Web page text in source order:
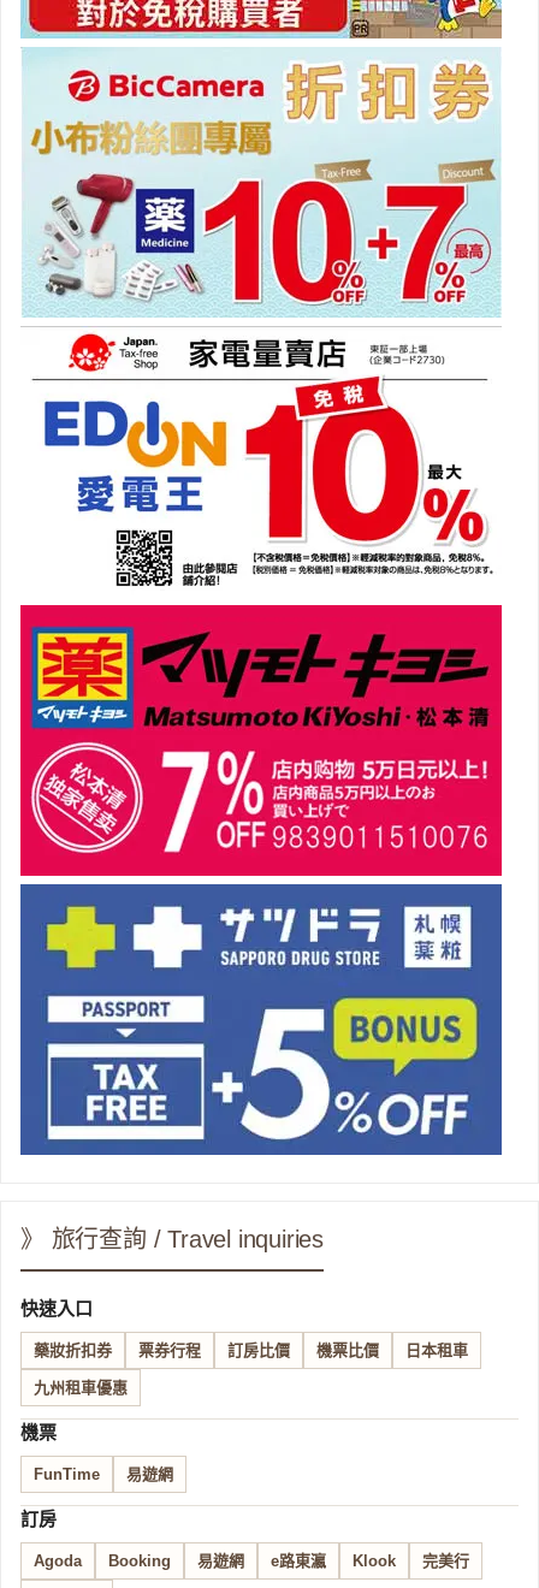
》 旅行查詢 / Travel inquiries
快速入口
藥妝折扣券 票券行程 訂房比價 機票比價 日本租車
九州租車優惠
機票
FunTime 易遊網
訂房
Agoda Booking 易遊網 e路東瀛 Klook 完美行